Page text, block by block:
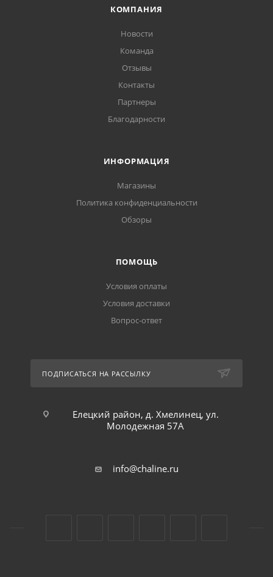
КОМПАНИЯ
Новости
Команда
Отзывы
Контакты
Партнеры
Благодарности
ИНФОРМАЦИЯ
Магазины
Политика конфиденциальности
Обзоры
ПОМОЩЬ
Условия оплаты
Условия доставки
Вопрос-ответ
ПОДПИСАТЬСЯ НА РАССЫЛКУ
Елецкий район, д. Хмелинец, ул.
Молодежная 57А
info@chaline.ru